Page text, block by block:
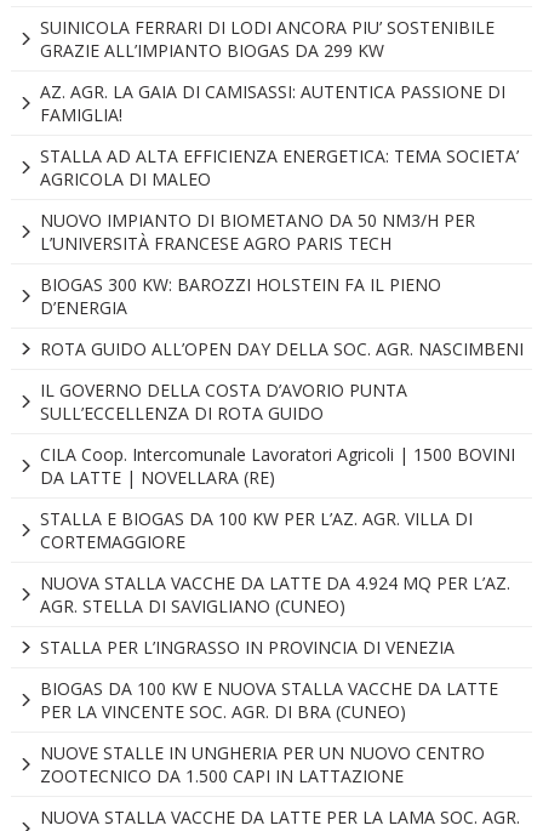
SUINICOLA FERRARI DI LODI ANCORA PIU’ SOSTENIBILE
GRAZIE ALL’IMPIANTO BIOGAS DA 299 KW
AZ. AGR. LA GAIA DI CAMISASSI: AUTENTICA PASSIONE DI
FAMIGLIA!
STALLA AD ALTA EFFICIENZA ENERGETICA: TEMA SOCIETA’
AGRICOLA DI MALEO
NUOVO IMPIANTO DI BIOMETANO DA 50 NM3/H PER
L’UNIVERSITÀ FRANCESE AGRO PARIS TECH
BIOGAS 300 KW: BAROZZI HOLSTEIN FA IL PIENO
D’ENERGIA
ROTA GUIDO ALL’OPEN DAY DELLA SOC. AGR. NASCIMBENI
IL GOVERNO DELLA COSTA D’AVORIO PUNTA
SULL’ECCELLENZA DI ROTA GUIDO
CILA Coop. Intercomunale Lavoratori Agricoli | 1500 BOVINI
DA LATTE | NOVELLARA (RE)
STALLA E BIOGAS DA 100 KW PER L’AZ. AGR. VILLA DI
CORTEMAGGIORE
NUOVA STALLA VACCHE DA LATTE DA 4.924 MQ PER L’AZ.
AGR. STELLA DI SAVIGLIANO (CUNEO)
STALLA PER L’INGRASSO IN PROVINCIA DI VENEZIA
BIOGAS DA 100 KW E NUOVA STALLA VACCHE DA LATTE
PER LA VINCENTE SOC. AGR. DI BRA (CUNEO)
NUOVE STALLE IN UNGHERIA PER UN NUOVO CENTRO
ZOOTECNICO DA 1.500 CAPI IN LATTAZIONE
NUOVA STALLA VACCHE DA LATTE PER LA LAMA SOC. AGR.